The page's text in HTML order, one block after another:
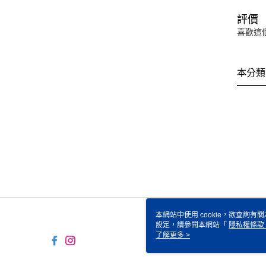
評價
喜歡這
本分
本網站中使用 cookie，欲查詢有
設定，請參閱本網站「 隱私權條款
使用 cookie。
了解更多 >